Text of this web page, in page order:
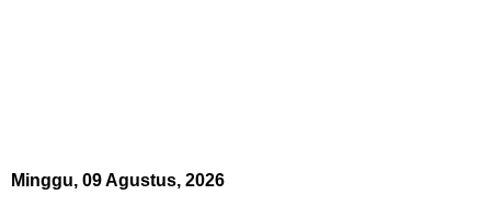
Minggu, 09 Agustus, 2026